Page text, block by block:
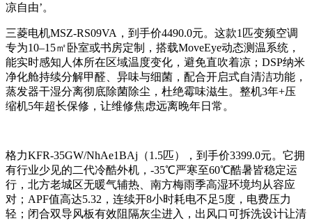
凉自由’。
三菱电机MSZ-RS09VA，到手价4490.0元。这款1匹变频空调
专为10–15㎡卧室或书房定制，搭载MoveEye动态测温系统，
能实时感知人体所在区域温度变化，避免直吹着凉；DSP纳米
净化舱持续分解甲醛、异味与细菌，配合开启式自清洁功能，
蒸发器干湿分离彻底除菌除尘，杜绝霉味滋生。整机3年+压
缩机5年超长保修，让维修焦虑远离晚年日常。
格力KFR-35GW/NhAe1BAj（1.5匹），到手价3399.0元。它拥
有行业少见的二代冷酷外机，-35℃严寒至60℃酷暑皆稳定运
行，北方老城区无暖气辅热、南方梅雨季高湿环境均从容应
对；APF值高达5.32，连续开8小时耗电不足5度，电费压力
轻；闭合双导风板有效阻隔灰尘进入，出风口可拆洗设计让清